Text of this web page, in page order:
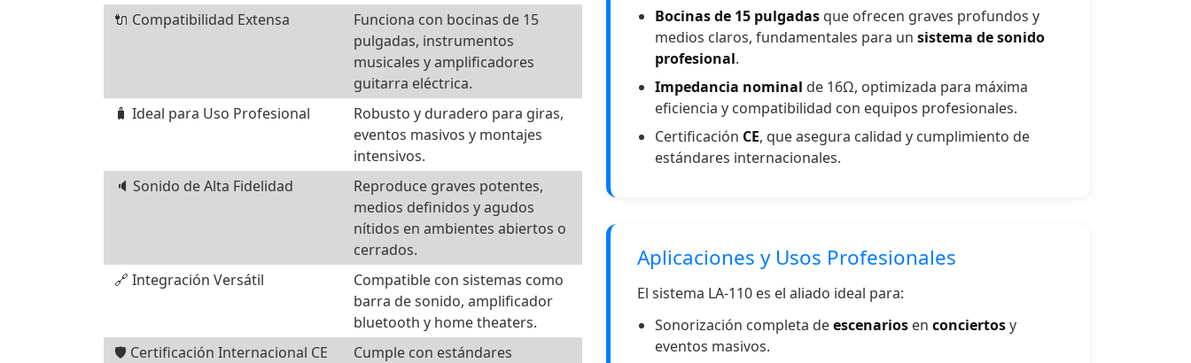
🔌 Compatibilidad Extensa
Funciona con bocinas de 15
pulgadas, instrumentos
musicales y amplificadores
guitarra eléctrica.
🧳 Ideal para Uso Profesional
Robusto y duradero para giras,
eventos masivos y montajes
intensivos.
🔈 Sonido de Alta Fidelidad
Reproduce graves potentes,
medios definidos y agudos
nítidos en ambientes abiertos o
cerrados.
🔗 Integración Versátil
Compatible con sistemas como
barra de sonido, amplificador
bluetooth y home theaters.
🛡️ Certificación Internacional CE
Cumple con estándares
Bocinas de 15 pulgadas que ofrecen graves profundos y
medios claros, fundamentales para un sistema de sonido
profesional.
Impedancia nominal de 16Ω, optimizada para máxima
eficiencia y compatibilidad con equipos profesionales.
Certificación CE, que asegura calidad y cumplimiento de
estándares internacionales.
Aplicaciones y Usos Profesionales
El sistema LA-110 es el aliado ideal para:
Sonorización completa deescenarios en conciertosy
eventos masivos.